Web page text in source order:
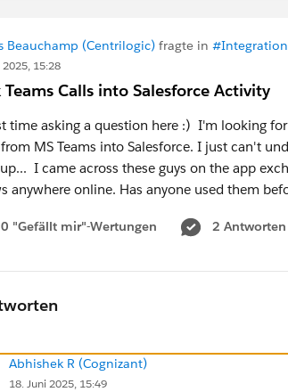
Beauchamp (Centrilogic) fragte in #Integration
2025, 15:28
Calls into Salesforce Activity
time asking a question here :) I'm looking
MS Teams into Salesforce. I just can't
I came across these guys on the app
anywhere online. Has anyone used them
0 "Gefällt mir"-Wertungen 2 Antworten
Abhishek R (Cognizant)
18. Juni 2025, 15:49